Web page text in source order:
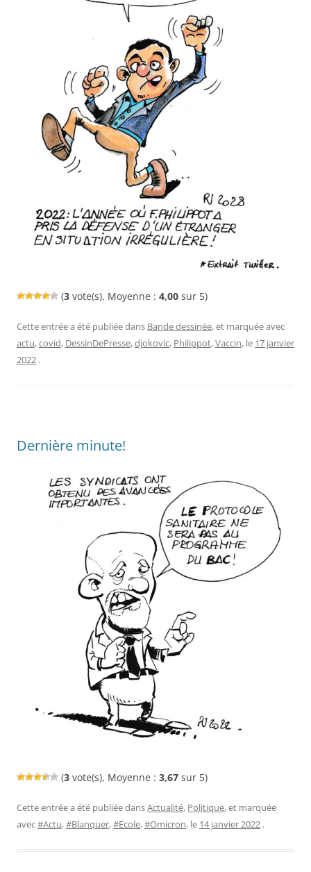
(3 vote(s), Moyenne : 4,00 sur 5)
Cette entrée a été publiée dans Bande dessinée, et marquée avec
actu,covid, DessinDePresse,djokovic, Philippot,Vaccin, le 17 janvier
2022 .
Dernière minute!
(3 vote(s), Moyenne : 3,67 sur 5)
Cette entrée a été publiée dansActualité, Politique, et marquée
avec#Actu,#Blanquer,#Ecole,#Omicron, le 14 janvier 2022 .